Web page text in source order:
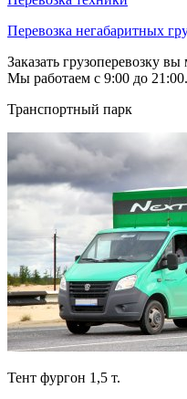
Перевозка негабаритных
Заказать грузоперевозку
Мы работаем с 9:00 до 21:00.
Транспортный парк
Тент фургон 1,5 т.